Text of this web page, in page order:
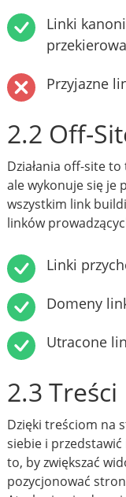
Linki
Przyjazne
2.2 Off-
Działania off-site
ale wykonuje się je
wszystkim link
linków
Linki
Domeny
Utracone
2.3 Treści
Dzięki treściom na
siebie i
to, by zwiększać
pozycjonować